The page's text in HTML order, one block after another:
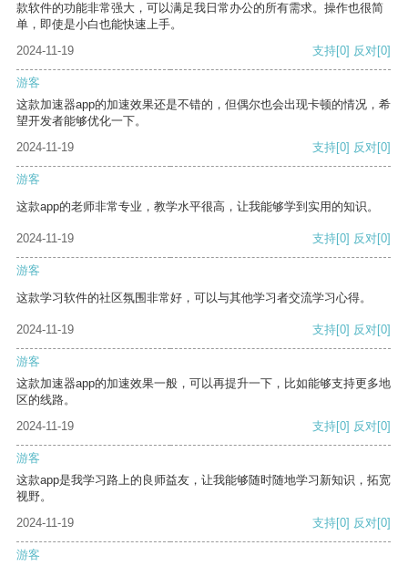
款软件的功能非常强大，可以满足我日常办公的所有需求。操作也很简
单，即使是小白也能快速上手。
2024-11-19
支持[0] 反对[0]
游客
这款加速器app的加速效果还是不错的，但偶尔也会出现卡顿的情况，希
望开发者能够优化一下。
2024-11-19
支持[0] 反对[0]
游客
这款app的老师非常专业，教学水平很高，让我能够学到实用的知识。
2024-11-19 支持[0] 反对[0]
游客
这款学习软件的社区氛围非常好，可以与其他学习者交流学习心得。
2024-11-19 支持[0] 反对[0]
游客
这款加速器app的加速效果一般，可以再提升一下，比如能够支持更多地
区的线路。
2024-11-19
支持[0] 反对[0]
游客
这款app是我学习路上的良师益友，让我能够随时随地学习新知识，拓宽
视野。
2024-11-19
支持[0] 反对[0]
游客